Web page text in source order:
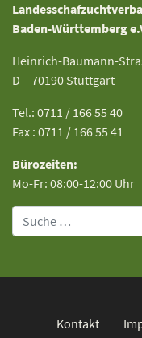
Baden-Württemberg
Heinrich-Baumann-
D – 70190 Stuttgart
Tel.: 0711 / 166 55 40
Fax : 0711 / 166 55 41
Bürozeiten:
Mo-Fr: 08:00-12:00 Uhr
Suche
Kontakt